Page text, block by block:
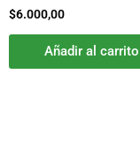
$6.000,00
Añadir al carrito